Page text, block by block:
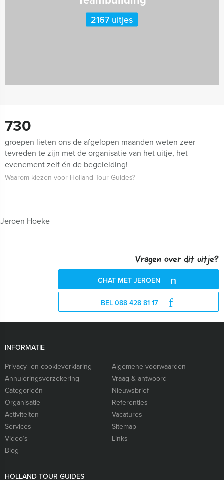
2167 uitjes
730
groepen lieten ons de afgelopen maanden weten zeer
tevreden te zijn met de organisatie van het uitje, het
evenement zelf én de begeleiding!
Waarom kiezen voor Holland Tour Guides?
Vragen over dit uitje?
CHAT MET JEROEN
BEL 088 428 81 17
INFORMATIE
Privacy- en cookieverklaring
Algemene voorwaarden
Annuleringsverzekering
Vraag & antwoord
Categorieën
Nieuwsbrief
Organisatie
Referenties
Activiteiten
Vacatures
Services
Sitemap
Video’s
Links
Blog
HOLLAND TOUR GUIDES